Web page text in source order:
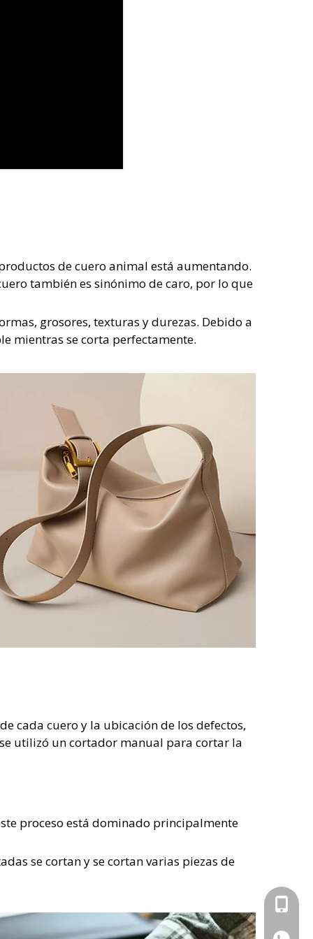
de cuero animal está aumentando.
también es sinónimo de caro, por lo que
grosores, texturas y durezas. Debido a
mientras se corta perfectamente.
cada cuero y la ubicación de los defectos,
utilizó un cortador manual para cortar la
proceso está dominado principalmente
se cortan y se cortan varias piezas de
+86-